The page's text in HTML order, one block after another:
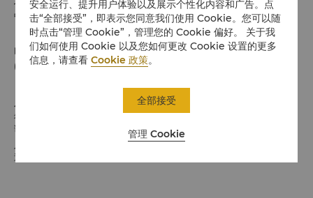
中国哈尔滨道里区友谊路555号 邮政编码 150018
电话
(86 451) 8485 8888
希望您入住愉快
请留意入住/退房时间:
退房：中午12时
安全运行、提升用户体验以及展示个性化内容和广告。点
击“全部接受”，即表示您同意我们使用 Cookie。您可以随
时点击“管理 Cookie”，管理您的 Cookie 偏好。 关于我
们如何使用 Cookie 以及您如何更改 Cookie 设置的更多
信息，请查看Cookie 政策。
管理 Cookie
全部接受